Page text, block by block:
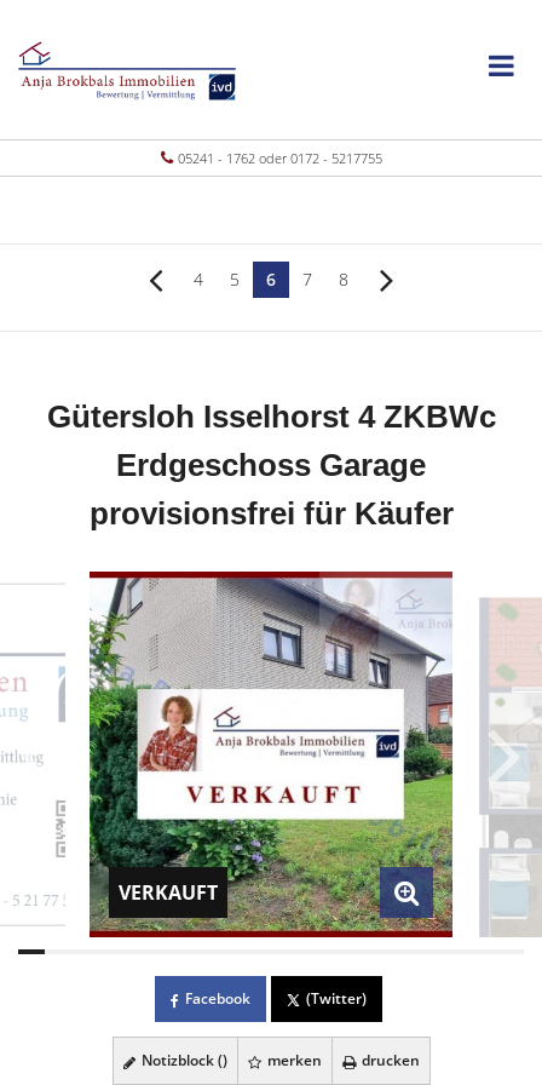
05241 - 1762 oder 0172 - 5217755
4 5 6 7 8
Gütersloh Isselhorst 4 ZKBWc
Erdgeschoss Garage
provisionsfrei für Käufer
VERKAUFT
Facebook (Twitter)
Notizblock () merken drucken